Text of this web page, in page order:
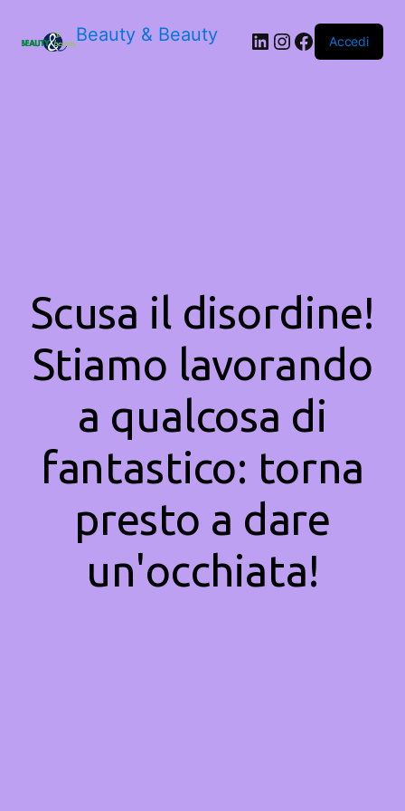
Beauty & Beauty LinkedIn
Instagram
Facebook
Accedi
Scusa il disordine!
Stiamo lavorando
a qualcosa di
fantastico: torna
presto a dare
un'occhiata!